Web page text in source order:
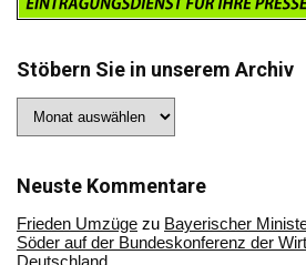
Stöbern Sie in unserem Archiv
Sie
Archiv
Neuste Kommentare
Frieden Umzüge zu Bayerischer
Söder auf der Bundeskonferenz der